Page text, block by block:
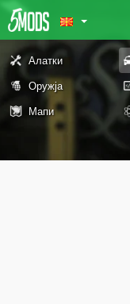
Алатки
Оружја
Мапи